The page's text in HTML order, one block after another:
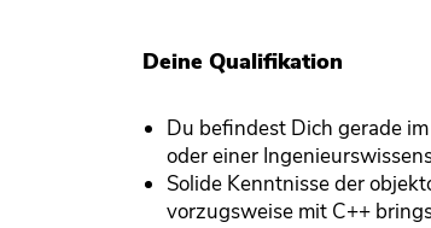
Deine Qualifikation
Du befindest Dich gerade
oder einer
Solide Kenntnisse der
vorzugsweise mit C++